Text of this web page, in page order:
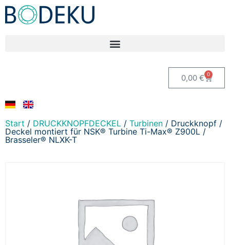
0,00 € 0
Start / DRUCKKNOPFDECKEL / Turbinen / Druckknopf /
Deckel montiert für NSK® Turbine Ti-Max® Z900L /
Brasseler® NLXK-T